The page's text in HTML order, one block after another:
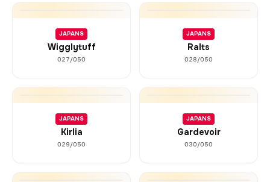
JAPANS
Wigglytuff
027/050
JAPANS
Ralts
028/050
JAPANS
Kirlia
029/050
JAPANS
Gardevoir
030/050